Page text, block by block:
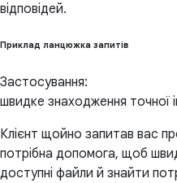
відповідей.
Приклад ланцюжка запитів
Застосування:
швидке знаходження точної
Клієнт щойно запитав вас
потрібна допомога, щоб
доступні файли й знайти